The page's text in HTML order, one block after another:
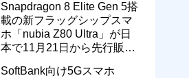
Snapdragon 8 Elite Gen 5搭
載の新フラッグシップスマ
ホ「nubia Z80 Ultra」が日
本で11月21日から先行販
SoftBank向け5Gスマホ